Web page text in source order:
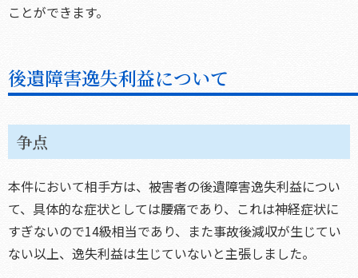
ことができます。
後遺障害逸失利益について
争点
本件において相手方は、被害者の後遺障害逸失利益につい
て、具体的な症状としては腰痛であり、これは神経症状に
すぎないので14級相当であり、また事故後減収が生じてい
ない以上、逸失利益は生じていないと主張しました。